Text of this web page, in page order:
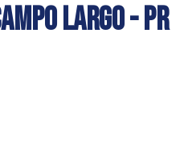
LARGO - PR